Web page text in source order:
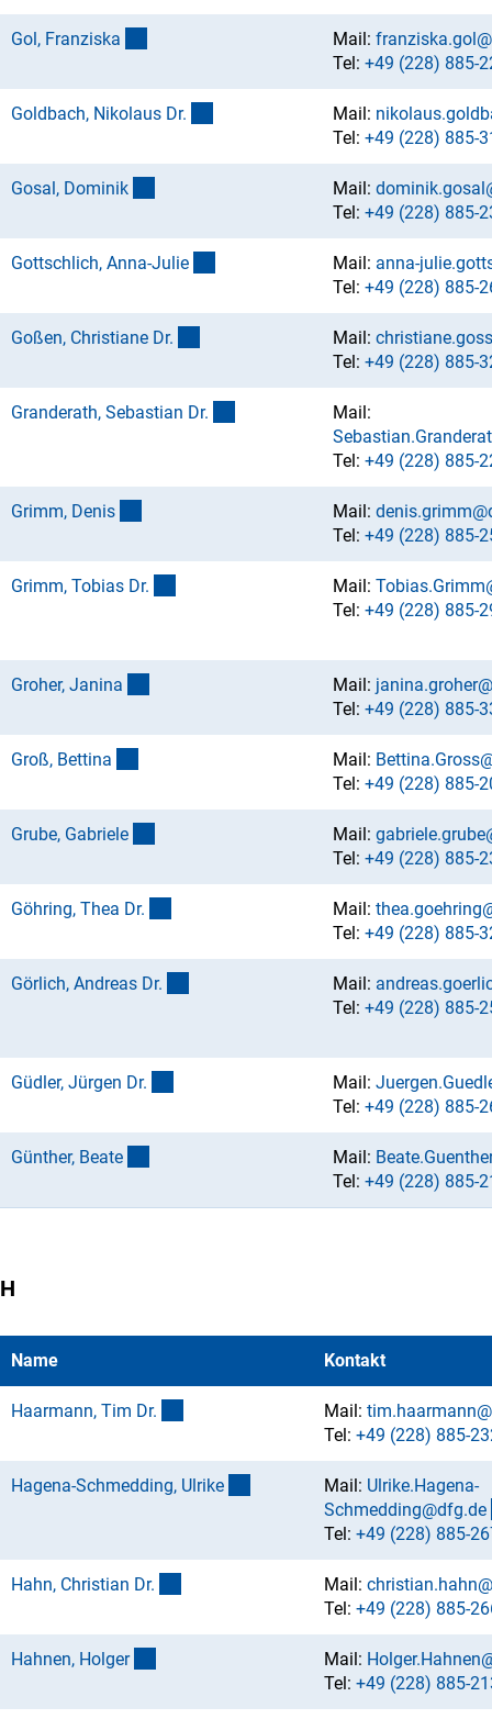
Gol, Franziska Mail:
Tel: +49 (228) 885-
Goldbach, Nikolaus Dr. Mail:
Tel: +49 (228) 885-
Gosal, Dominik Mail:
Tel: +49 (228) 885-
Gottschlich, Anna-Julie Mail: anna-
Tel: +49 (228) 885-
Goßen, Christiane Dr. Mail:
Tel: +49 (228) 885-
Granderath, Sebastian Dr. (externer Link)Mail:
Tel: +49 (228) 885-
Grimm, Denis Mail:
Tel: +49 (228) 885-
Grimm, Tobias Dr. Mail:
Tel: +49 (228) 885-
Groher, Janina Mail:
Tel: +49 (228) 885-
Groß, Bettina Mail:
Tel: +49 (228) 885-
Grube, Gabriele Mail:
Tel: +49 (228) 885-
Göhring, Thea Dr. Mail:
Tel: +49 (228) 885-
Görlich, Andreas Dr. Mail:
Tel: +49 (228) 885-
Güdler, Jürgen Dr. Mail:
Tel: +49 (228) 885-
Günther, Beate Mail:
Tel: +49 (228) 885-
H
Name Kontakt
Haarmann, Tim Dr. Mail:
Tel: +49 (228) 885-
Hagena-Schmedding, Ulrike (externer Link)
Mail: Ulrike.Hagena-
Schmedding@dfg.de
Tel: +49 (228) 885-
Hahn, Christian Dr. Mail:
Tel: +49 (228) 885-
Hahnen, Holger Mail:
Tel: +49 (228) 885-